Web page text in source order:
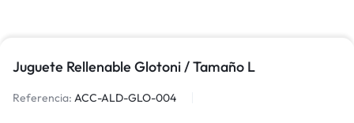
Juguete Rellenable Glotoni / Tamaño L
Referencia: ACC-ALD-GLO-004